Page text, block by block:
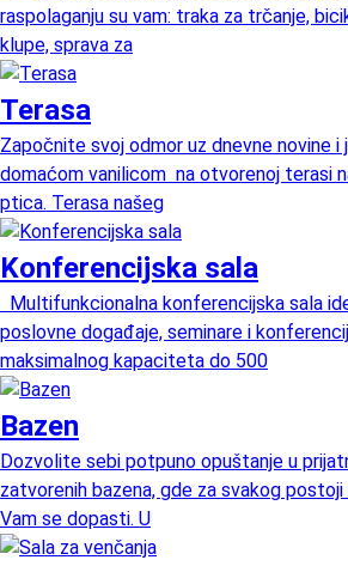
raspolaganju su vam: traka za trčanje,
klupe, sprava za
Terasa
Započnite svoj odmor uz dnevne novine i
domaćom vanilicom na otvorenoj terasi
ptica. Terasa našeg
Konferencijska sala
Multifunkcionalna konferencijska sala
poslovne događaje, seminare i
maksimalnog kapaciteta do 500
Bazen
Dozvolite sebi potpuno opuštanje u
zatvorenih bazena, gde za svakog
Vam se dopasti. U